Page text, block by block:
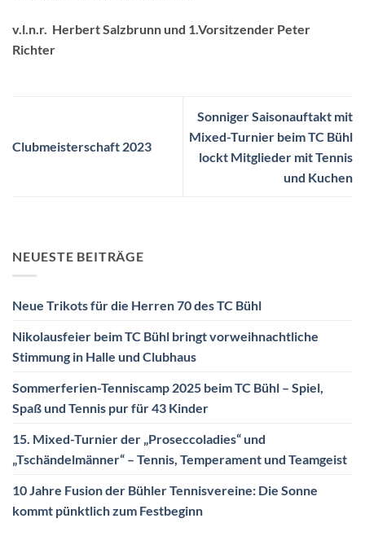
v.l.n.r. Herbert Salzbrunn und 1.Vorsitzender Peter
Richter
Clubmeisterschaft 2023
Sonniger Saisonauftakt mit
Mixed-Turnier beim TC Bühl
lockt Mitglieder mit Tennis
und Kuchen
NEUESTE BEITRÄGE
Neue Trikots für die Herren 70 des TC Bühl
Nikolausfeier beim TC Bühl bringt vorweihnachtliche
Stimmung in Halle und Clubhaus
Sommerferien-Tenniscamp 2025 beim TC Bühl – Spiel,
Spaß und Tennis pur für 43 Kinder
15. Mixed-Turnier der „Proseccoladies“ und
„Tschändelmänner“ – Tennis, Temperament und Teamgeist
10 Jahre Fusion der Bühler Tennisvereine: Die Sonne
kommt pünktlich zum Festbeginn